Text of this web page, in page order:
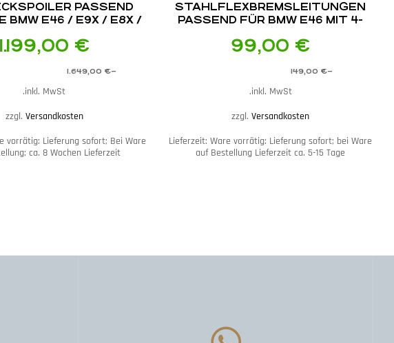
STAHLFLEX­BREMSLEITUNGEN
PASSEND FÜR BMW E46 MIT 4-
BREMSANLAGE
99,00 €
–
149,00 €
inkl. MwSt.
zzgl.Versandkosten
Lieferzeit:Ware vorrätig: Lieferung sofort; bei Ware
auf Bestellung Lieferzeit ca. 5-15 Tage
PASSEND
BMW E46 / E9X / E8X /
1.199,00 €
–
1.649,00 €
inkl. MwSt.
zzgl. Versandkosten
vorrätig: Lieferung sofort; Bei Ware
ca. 8 Wochen Lieferzeit